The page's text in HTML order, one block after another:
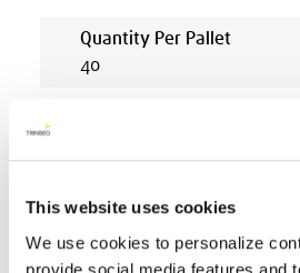
This website uses cookies
We use cookies to personalize
provide social media features and
Quantity Per Pallet
40
AVAILABLE